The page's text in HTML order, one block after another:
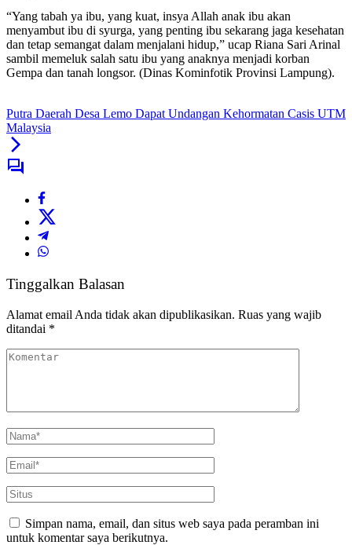
“Yang tabah ya ibu, yang kuat, insya Allah anak ibu akan
menyambut ibu di syurga, yang penting ibu sekarang jaga kesehatan
dan tetap semangat dalam menjalani hidup,” ucap Riana Sari Arinal
sambil memeluk salah satu ibu yang anaknya menjadi korban
Gempa dan tanah longsor. (Dinas Kominfotik Provinsi Lampung).
Putra Daerah Desa Lemo Dapat Undangan Kehormatan Casis UTM
Malaysia
Tinggalkan Balasan
Alamat email Anda tidak akan dipublikasikan. Ruas yang wajib
ditandai *
Simpan nama, email, dan situs web saya pada peramban ini
untuk komentar saya berikutnya.